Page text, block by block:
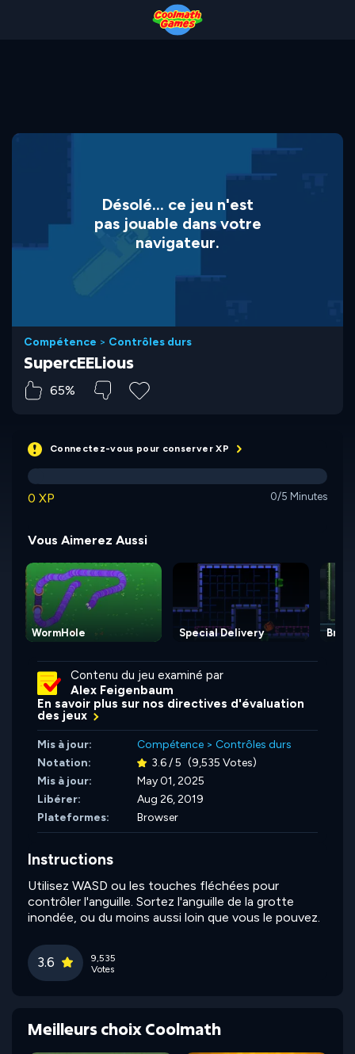
Désolé... ce jeu n'est
pas jouable dans votre
navigateur.
Compétence > Contrôles durs
SupercEELious
65%
Connectez-vous pour conserver XP
0 XP 0/5 Minutes
Vous Aimerez Aussi
WormHole Special Delivery
Contenu du jeu examiné par
Alex Feigenbaum
En savoir plus sur nos directives d'évaluation
des jeux
Mis à jour: Compétence > Contrôles durs
Notation:
3.6 / 5 (9,535 Votes)
Mis à jour:
May 01, 2025
Libérer:
Aug 26, 2019
Plateformes:
Browser
Instructions
Utilisez WASD ou les touches fléchées pour
contrôler l'anguille. Sortez l'anguille de la grotte
inondée, ou du moins aussi loin que vous le pouvez.
3.6
9,535
Votes
Meilleurs choix Coolmath